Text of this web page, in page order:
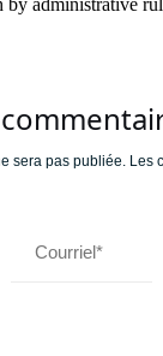
sera pas publiée. Les